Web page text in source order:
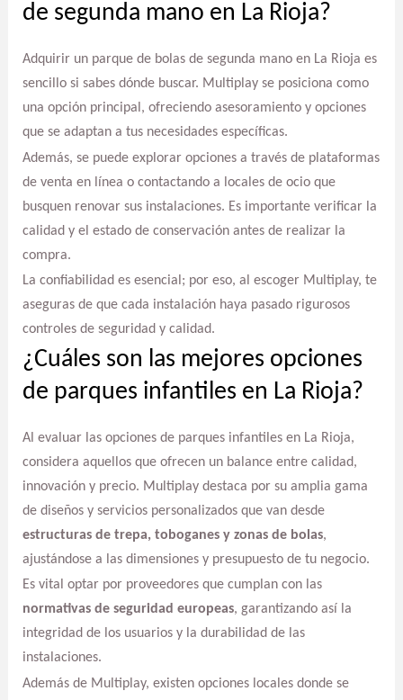
de segunda mano en La Rioja?
Adquirir un parque de bolas de segunda mano en La Rioja es
sencillo si sabes dónde buscar. Multiplay se posiciona como
una opción principal, ofreciendo asesoramiento y opciones
que se adaptan a tus necesidades específicas.
Además, se puede explorar opciones a través de plataformas
de venta en línea o contactando a locales de ocio que
busquen renovar sus instalaciones. Es importante verificar la
calidad y el estado de conservación antes de realizar la
compra.
La confiabilidad es esencial; por eso, al escoger Multiplay, te
aseguras de que cada instalación haya pasado rigurosos
controles de seguridad y calidad.
¿Cuáles son las mejores opciones
de parques infantiles en La Rioja?
Al evaluar las opciones de parques infantiles en La Rioja,
considera aquellos que ofrecen un balance entre calidad,
innovación y precio. Multiplay destaca por su amplia gama
de diseños y servicios personalizados que van desde
estructuras de trepa, toboganes y zonas de bolas,
ajustándose a las dimensiones y presupuesto de tu negocio.
Es vital optar por proveedores que cumplan con las
normativas de seguridad europeas, garantizando así la
integridad de los usuarios y la durabilidad de las
instalaciones.
Además de Multiplay, existen opciones locales donde se